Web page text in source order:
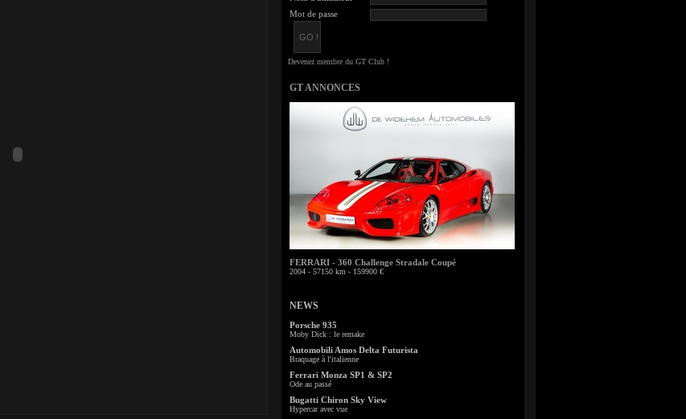
Mot de passe
GT ANNONCES
FERRARI - 360 Challenge Stradale Coupé
2004 - 57150 km - 159900 €
NEWS
Porsche 935
Moby Dick : le remake
Automobili Amos Delta Futurista
Braquage à l'italienne
Ferrari Monza SP1 & SP2
Ode au passé
Bugatti Chiron Sky View
Hypercar avec vue